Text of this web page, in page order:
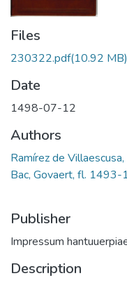
Files
230322.pdf(10.92 MB)
Date
1498-07-12
Authors
Ramírez de
Bac, Govaert, fl.
Publisher
Impressum
Description